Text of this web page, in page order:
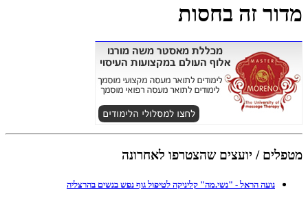
מדור זה בחסות
מטפלים / יועצים שהצטרפו לאחרונה
נועה הראל - "נשי.מה" קליניקה לטיפול גוף נפש בנשים בהרצליה